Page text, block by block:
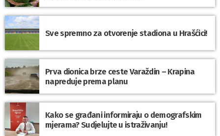
Sve spremno za otvorenje stadiona u Hrašćici!
Prva dionica brze ceste Varaždin – Krapina
napreduje prema planu
Kako se građani informiraju o demografskim
mjerama? Sudjelujte u istraživanju!